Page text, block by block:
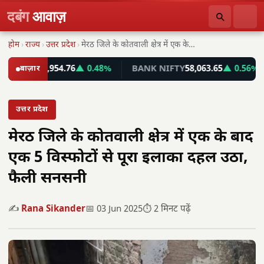
दबंगआवाज़
होम ›राज्य ›उत्तर प्रदेश ›मेरठ जिले के कोतवाली क्षेत्र में एक के…
बाज़ार
78,954.76▲ 0.48% BANK NIFTY58,063.65▲ 0.56%
उत्तर प्रदेश
मेरठ जिले के कोतवाली क्षेत्र में एक के बाद
एक 5 विस्फोटों से पूरा इलाका दहल उठा,
फैली सनसनी
✍️ Rana Sikander📅 03 Jun 2025⏱️ 2 मिनट पढ़ें